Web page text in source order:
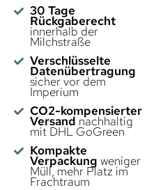
30 Tage
Rückgaberecht
innerhalb der
Milchstraße
Verschlüsselte
Datenübertragung
sicher vor dem
Imperium
CO2-kompensierter
Versand nachhaltig
mit DHL GoGreen
Kompakte
Verpackung weniger
Müll, mehr Platz im
Frachtraum